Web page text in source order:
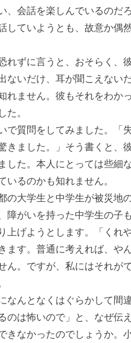
、会話を楽しんでいるのだ
ていようとも、故意か偶
れずに言うと、おそらく、
ないだけ、耳が聞こえない
れません。彼もそれをわか
。
で質問をしてみました。「
ました。」そう書くと、
した。本人にとっては些細
るのかも知れません。
の大学生と中学生が被災地
障がいを持った中学生の子
上げようとします。「くれ
ます。普通に考えれば、や
ん。ですが、私にはそれが
なんとなくはぐらかして間
のは怖いので」と、なぜ伝
なかったのでしょうか。